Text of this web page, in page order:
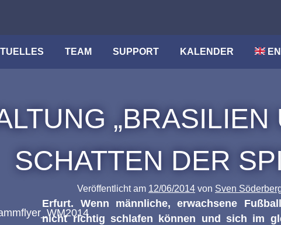
TEAM SUPPORT KALENDER
SCHATTEN DER
Veröffentlicht am 12/06/2014 von Sven
Erfurt. Wenn männliche, erwachsene
nicht richtig schlafen können und sich im